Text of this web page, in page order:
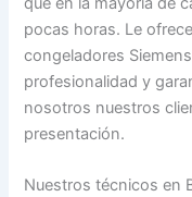
pocas horas. Le
congeladores
profesionalidad y
nosotros nuestros
presentación.
Nuestros técnicos en